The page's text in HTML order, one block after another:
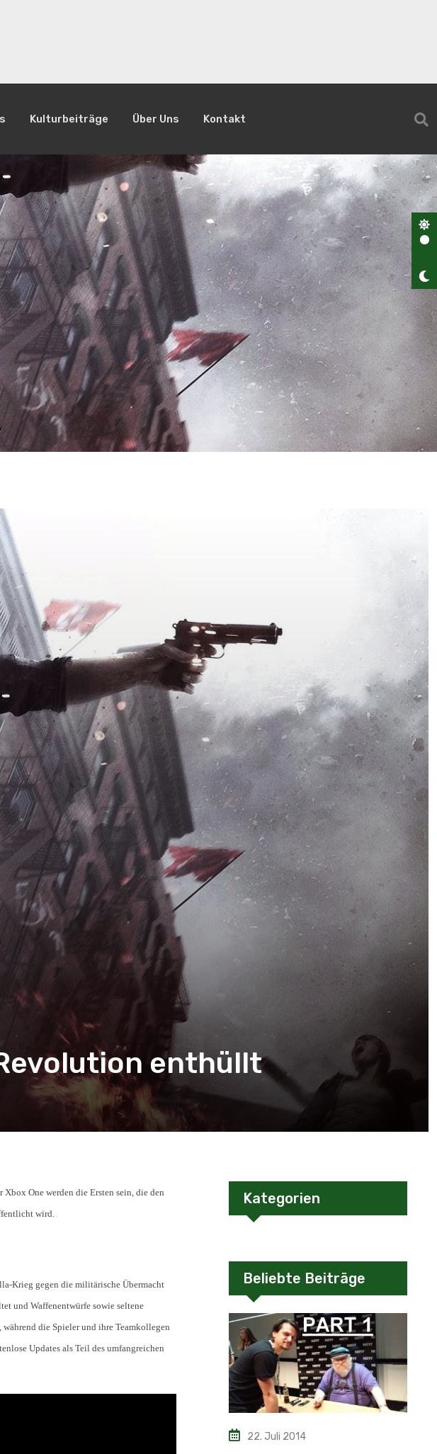
Kulturbeiträge Über Uns Kontakt
enthüllt
One werden die Ersten sein, die den
wird.
Krieg gegen die militärische Übermacht
und Waffenentwürfe sowie seltene
die Spieler und ihre Teamkollegen
Updates als Teil des umfangreichen
Kategorien
Beliebte Beiträge
22. Juli 2014